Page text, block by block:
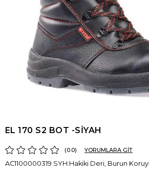
EL 170 S2 BOT -SİYAH
0.0 YORUMLARA GİT
AC1100000319 SYH:Hakiki Deri, Burun